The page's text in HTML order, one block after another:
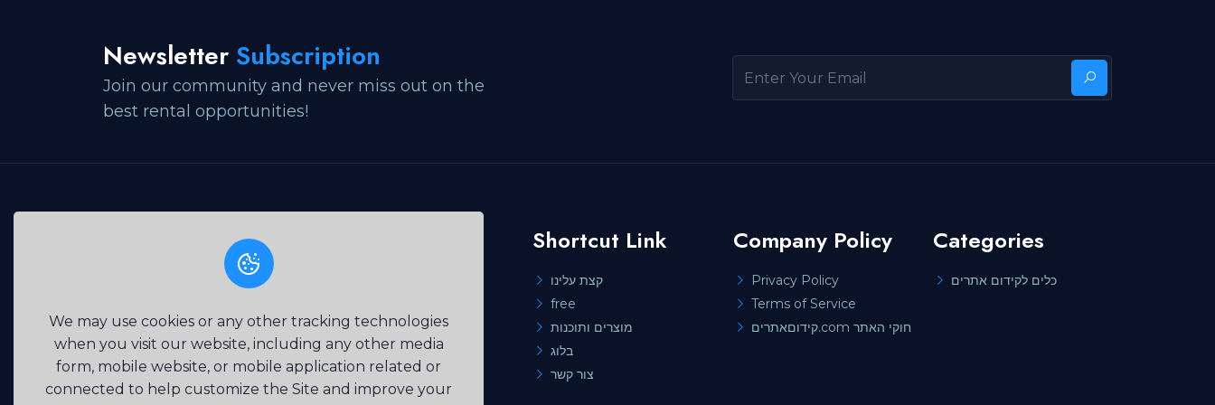
Newsletter Subscription
Join our community and never miss out on the
best rental opportunities!
Easily upload your products and start making sales
tools.
Shortcut Link
קצת עלינו
free
מוצרים ותוכנות
בלוג
צור קשר
Company Policy
Privacy Policy
Terms of Service
קידוםאתרים.com חוקי האתר
Categories
כלים לקידום אתרים
We may use cookies or any other tracking technologies
when you visit our website, including any other media
form, mobile website, or mobile application related or
connected to help customize the Site and improve your